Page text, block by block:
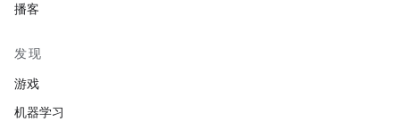
播客
发现
游戏
机器学习